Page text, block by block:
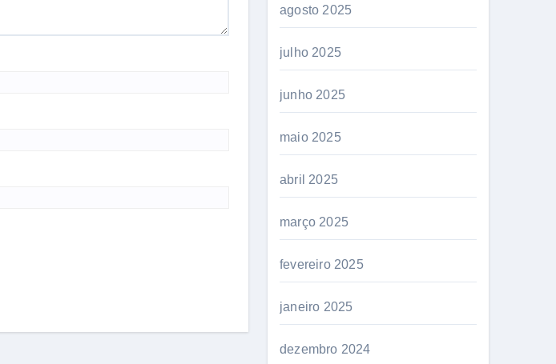
agosto 2025
julho 2025
junho 2025
maio 2025
abril 2025
março 2025
fevereiro 2025
janeiro 2025
dezembro 2024